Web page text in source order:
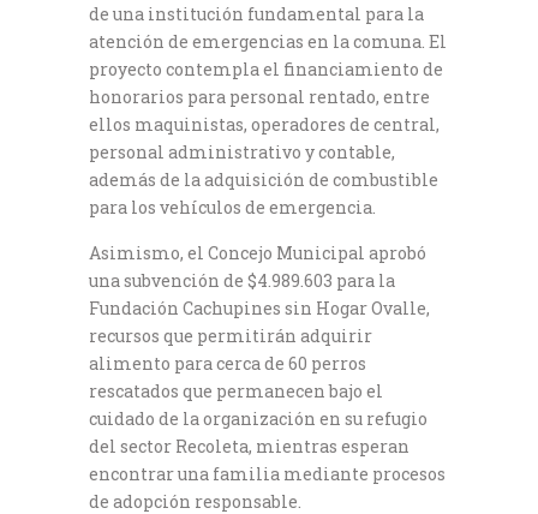
de una institución fundamental para la
atención de emergencias en la comuna. El
proyecto contempla el financiamiento de
honorarios para personal rentado, entre
ellos maquinistas, operadores de central,
personal administrativo y contable,
además de la adquisición de combustible
para los vehículos de emergencia.
Asimismo, el Concejo Municipal aprobó
una subvención de $4.989.603 para la
Fundación Cachupines sin Hogar Ovalle,
recursos que permitirán adquirir
alimento para cerca de 60 perros
rescatados que permanecen bajo el
cuidado de la organización en su refugio
del sector Recoleta, mientras esperan
encontrar una familia mediante procesos
de adopción responsable.